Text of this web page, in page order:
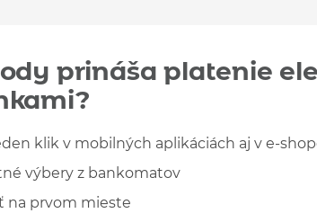
prináša platenie
klik v mobilných aplikáciách aj v e-
výbery z bankomatov
na prvom mieste